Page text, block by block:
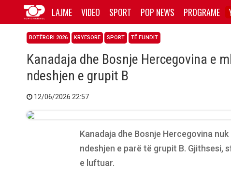
LAJME VIDEO SPORT POP NEWS PROGRAME
BOTËRORI 2026 KRYESORE SPORT TË FUNDIT
Kanadaja dhe Bosnje Hercegovina e
ndeshjen e grupit B
12/06/2026 22:57
Kanadaja dhe Bosnje Hercegovina
ndeshjen e parë të grupit B.
e luftuar.